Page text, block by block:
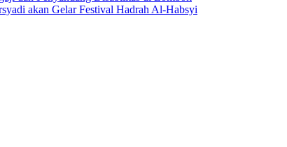
akan Gelar Festival Hadrah Al-Habsyi